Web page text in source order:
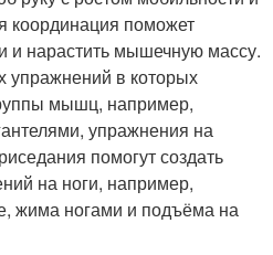
координация поможет
и нарастить мышечную массу.
упражнений в которых
мышц, например,
упражнения на
помогут создать
на ноги, например,
жима ногами и подъёма на